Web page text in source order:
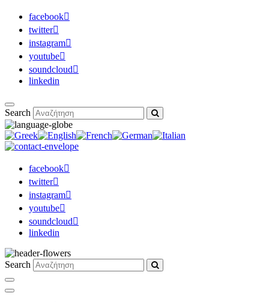
facebook
twitter
instagram
youtube
soundcloud
linkedin
Search
facebook
twitter
instagram
youtube
soundcloud
linkedin
Search